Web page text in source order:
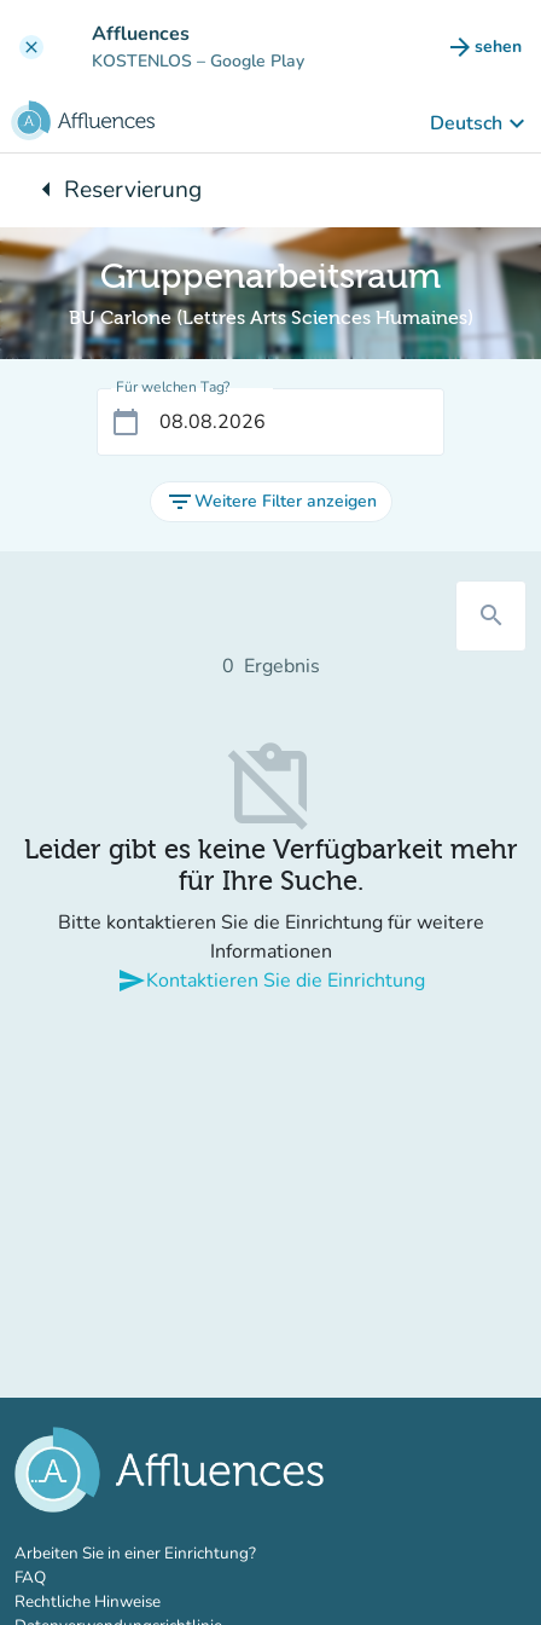
clear Affluences
KOSTENLOS – Google Play arrow_forward sehen
(new
Deutsch keyboard_arrow_down
arrow_leftZurück zu:
Reservierung
Gruppenarbeitsraum
BU Carlone (Lettres Arts Sciences Humaines)
Für welchen Tag?
calendar_today
filter_listWeitere Filter anzeigen
search
0 Ergebnis
content_paste_off
Leider gibt es keine Verfügbarkeit mehr
für Ihre Suche.
Bitte kontaktieren Sie die Einrichtung für weitere
Informationen
sendKontaktieren Sie die Einrichtung
Arbeiten Sie in einer Einrichtung?(new tab)
FAQ
Rechtliche Hinweise